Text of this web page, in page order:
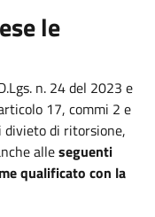
le
n. 24 del 2023 e
17, commi 2 e
divieto di ritorsione,
alleseguenti
qualificato con la